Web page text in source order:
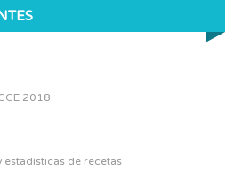
2018
de recetas